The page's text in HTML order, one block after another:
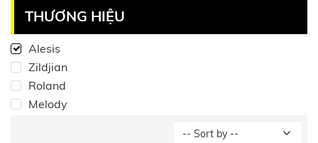
THƯƠNG HIỆU
Alesis
Zildjian
Roland
Melody